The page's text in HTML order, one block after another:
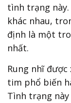
tình trạng
khác nhau,
định là một
nhất.
Rung nhĩ
tim phổ biến
Tình trạng